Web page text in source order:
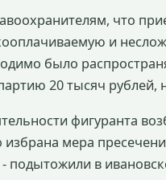
что
и
было
20 тысяч
фигуранта
мера
подытожили в